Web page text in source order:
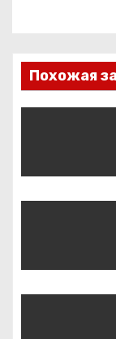
в
и
а
я
Похожая